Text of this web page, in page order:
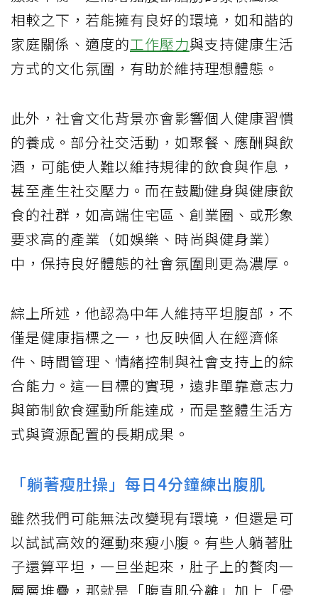
相較之下，若能擁有良好的環境，如和諧的
家庭關係、適度的工作壓力與支持健康生活
方式的文化氛圍，有助於維持理想體態。
此外，社會文化背景亦會影響個人健康習慣
的養成。部分社交活動，如聚餐、應酬與飲
酒，可能使人難以維持規律的飲食與作息，
甚至產生社交壓力。而在鼓勵健身與健康飲
食的社群，如高端住宅區、創業圈、或形象
要求高的產業（如娛樂、時尚與健身業）
中，保持良好體態的社會氛圍則更為濃厚。
綜上所述，他認為中年人維持平坦腹部，不
僅是健康指標之一，也反映個人在經濟條
件、時間管理、情緒控制與社會支持上的綜
合能力。這一目標的實現，遠非單靠意志力
與節制飲食運動所能達成，而是整體生活方
式與資源配置的長期成果。
「躺著瘦肚操」每日4分鐘練出腹肌
雖然我們可能無法改變現有環境，但還是可
以試試高效的運動來瘦小腹。有些人躺著肚
子還算平坦，一旦坐起來，肚子上的贅肉一
層層堆疊，那就是「腹直肌分離」加上「骨